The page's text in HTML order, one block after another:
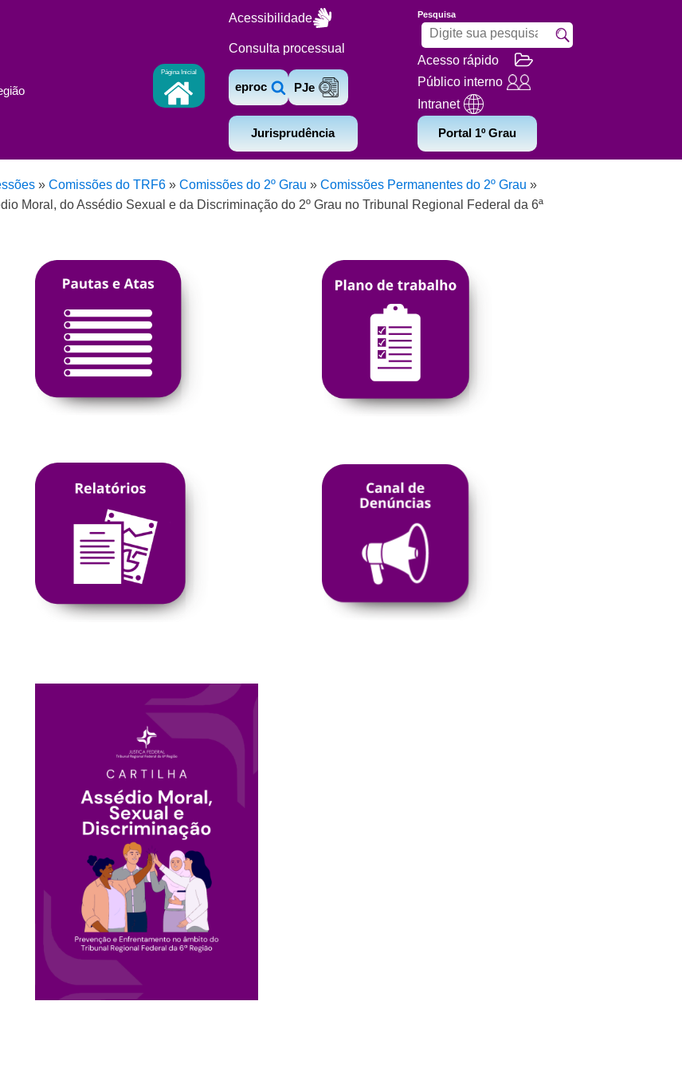
Página Inicial
Acessibilidade
Consulta processual
eproc PJe
Jurisprudência
Pesquisa
Acesso rápido
Público interno
Intranet
Portal 1º Grau
» Comissões do TRF6 » Comissões do 2º Grau » Comissões Permanentes do 2º Grau »
Moral, do Assédio Sexual e da Discriminação do 2º Grau no Tribunal Regional Federal da 6ª